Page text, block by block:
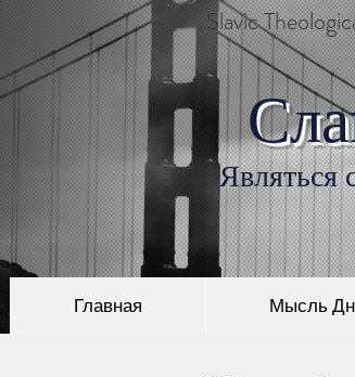
Slavic
Являться
Главная Мысль